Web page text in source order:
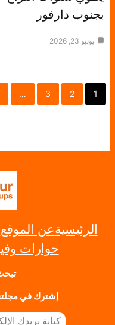
بجنوب دارفور
يونيو 23, 2026
1
2
3
…
الرئيسيةعن الموقع
حوارات
إشترك في
كتابة بريدك الإلكتروني…